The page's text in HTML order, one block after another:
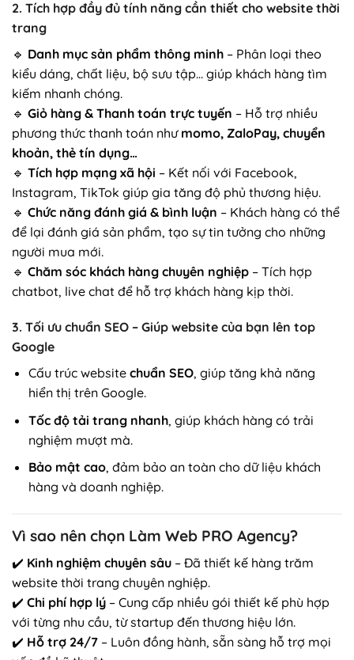
2. Tích hợp đầy đủ tính năng cần thiết cho website thời
trang
🔹 Danh mục sản phẩm thông minh – Phân loại theo
kiểu dáng, chất liệu, bộ sưu tập… giúp khách hàng tìm
kiếm nhanh chóng.
🔹 Giỏ hàng & Thanh toán trực tuyến – Hỗ trợ nhiều
phương thức thanh toán như momo, ZaloPay, chuyển
khoản, thẻ tín dụng…
🔹 Tích hợp mạng xã hội – Kết nối với Facebook,
Instagram, TikTok giúp gia tăng độ phủ thương hiệu.
🔹 Chức năng đánh giá & bình luận – Khách hàng có thể
để lại đánh giá sản phẩm, tạo sự tin tưởng cho những
người mua mới.
🔹 Chăm sóc khách hàng chuyên nghiệp – Tích hợp
chatbot, live chat để hỗ trợ khách hàng kịp thời.
3. Tối ưu chuẩn SEO – Giúp website của bạn lên top
Google
Cấu trúc website chuẩn SEO, giúp tăng khả năng
hiển thị trên Google.
Tốc độ tải trang nhanh, giúp khách hàng có trải
nghiệm mượt mà.
Bảo mật cao, đảm bảo an toàn cho dữ liệu khách
hàng và doanh nghiệp.
Vì sao nên chọn Làm Web PRO Agency?
✔️ Kinh nghiệm chuyên sâu – Đã thiết kế hàng trăm
website thời trang chuyên nghiệp.
✔️ Chi phí hợp lý – Cung cấp nhiều gói thiết kế phù hợp
với từng nhu cầu, từ startup đến thương hiệu lớn.
✔️ Hỗ trợ 24/7 – Luôn đồng hành, sẵn sàng hỗ trợ mọi